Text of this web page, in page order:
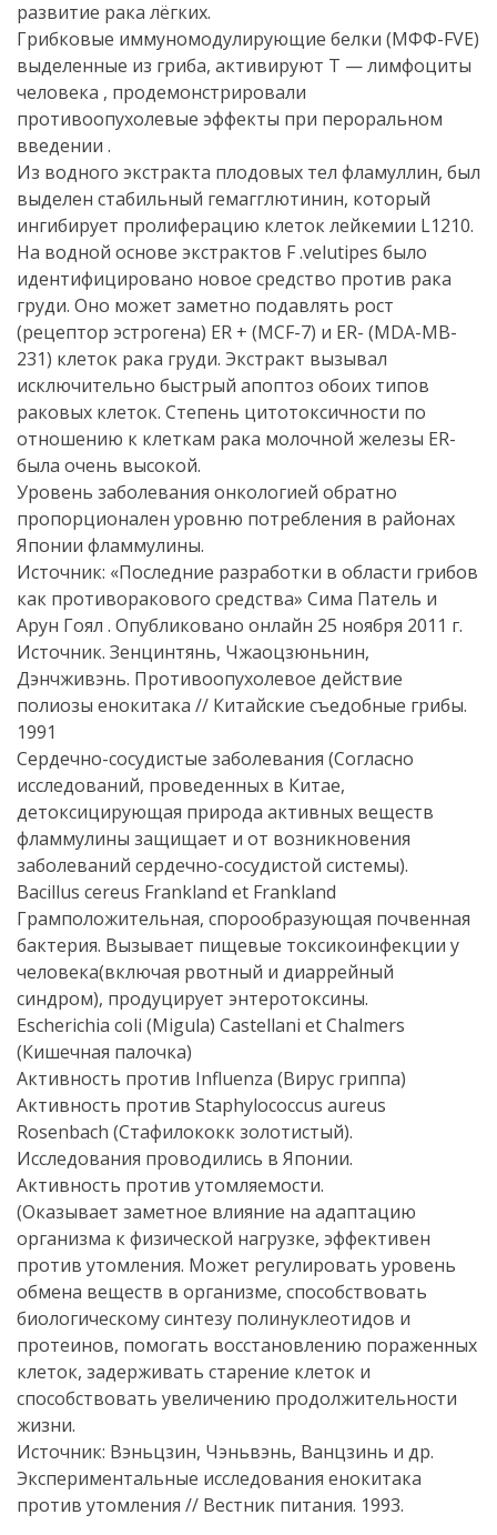
развитие рака лёгких.
Грибковые иммуномодулирующие белки (МФФ-FVE)
выделенные из гриба, активируют Т — лимфоциты
человека , продемонстрировали
противоопухолевые эффекты при пероральном
введении .
Из водного экстракта плодовых тел фламуллин, был
выделен стабильный гемагглютинин, который
ингибирует пролиферацию клеток лейкемии L1210.
На водной основе экстрактов F .velutipes было
идентифицировано новое средство против рака
груди. Оно может заметно подавлять рост
(рецептор эстрогена) ER + (MCF-7) и ER- (MDA-MB-
231) клеток рака груди. Экстракт вызывал
исключительно быстрый апоптоз обоих типов
раковых клеток. Степень цитотоксичности по
отношению к клеткам рака молочной железы ER-
была очень высокой.
Уровень заболевания онкологией обратно
пропорционален уровню потребления в районах
Японии фламмулины.
Источник: «Последние разработки в области грибов
как противоракового средства» Сима Патель и
Арун Гоял . Опубликовано онлайн 25 ноября 2011 г.
Источник. Зенцинтянь, Чжаоцзюньнин,
Дэнчживэнь. Противоопухолевое действие
полиозы енокитака // Китайские съедобные грибы.
1991
Сердечно-сосудистые заболевания (Согласно
исследований, проведенных в Китае,
детоксицирующая природа активных веществ
фламмулины защищает и от возникновения
заболеваний сердечно-сосудистой системы).
Bacillus cereus Frankland et Frankland
Грамположительная, спорообразующая почвенная
бактерия. Вызывает пищевые токсикоинфекции у
человека(включая рвотный и диаррейный
синдром), продуцирует энтеротоксины.
Escherichia coli (Migula) Castellani et Chalmers
(Кишечная палочка)
Активность против Influenza (Вирус гриппа)
Активность против Staphylococcus aureus
Rosenbach (Стафилококк золотистый).
Исследования проводились в Японии.
Активность против утомляемости.
(Оказывает заметное влияние на адаптацию
организма к физической нагрузке, эффективен
против утомления. Может регулировать уровень
обмена веществ в организме, способствовать
биологическому синтезу полинуклеотидов и
протеинов, помогать восстановлению пораженных
клеток, задерживать старение клеток и
способствовать увеличению продолжительности
жизни.
Источник: Вэньцзин, Чэньвэнь, Ванцзинь и др.
Экспериментальные исследования енокитака
против утомления // Вестник питания. 1993.